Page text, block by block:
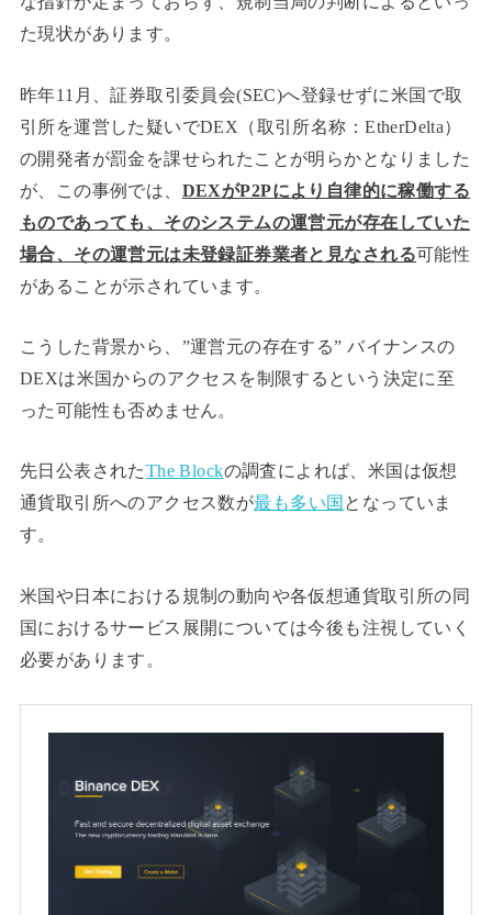
た現状があります。
昨年11月、証券取引委員会(SEC)へ登録せずに米国で取
引所を運営した疑いでDEX（取引所名称：EtherDelta）
の開発者が罰金を課せられたことが明らかとなりました
が、この事例では、 DEXがP2Pにより自律的に稼働する
ものであっても、そのシステムの運営元が存在していた
場合、その運営元は未登録証券業者と見なされる可能性
があることが示されています。
こうした背景から、”運営元の存在する” バイナンスの
DEXは米国からのアクセスを制限するという決定に至
った可能性も否めません。
先日公表されたThe Blockの調査によれば、米国は仮想
通貨取引所へのアクセス数が最も多い国 となっていま
す。
米国や日本における規制の動向や各仮想通貨取引所の同
国におけるサービス展開については今後も注視していく
必要があります。